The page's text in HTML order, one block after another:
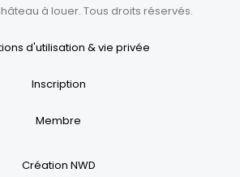
à louer. Tous droits réservés.
d'utilisation & vie privée
Inscription
Membre
Création NWD